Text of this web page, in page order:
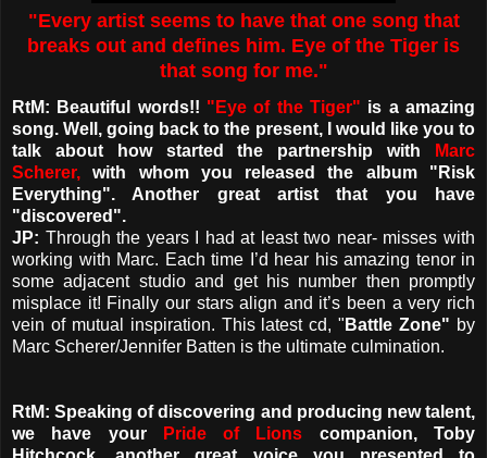
"Every artist seems to have that one song that
breaks out and defines him. Eye of the Tiger is
that song for me."
RtM: Beautiful words!! "Eye of the Tiger" is a amazing
song. Well, going back to the present, I would like you to
talk about how started the partnership with
Marc
Scherer, with whom you released the album "Risk
Everything". Another great artist that you have
"discovered".
JP: Through the years I had at least two near- misses with
working with Marc. Each time I’d hear his amazing tenor in
some adjacent studio and get his number then promptly
misplace it! Finally our stars align and it’s been a very rich
vein of mutual inspiration. This latest cd, " Battle Zone" by
Marc Scherer/Jennifer Batten is the ultimate culmination.
RtM: Speaking of discovering and producing new talent,
we have your
Pride of Lions companion, Toby